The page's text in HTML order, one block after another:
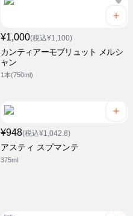
¥1,000(税込¥1,100)
カンティアーモブリュット メルシ
ャン
1本(750ml)
¥948(税込¥1,042.8)
アスティ スプマンテ
375ml